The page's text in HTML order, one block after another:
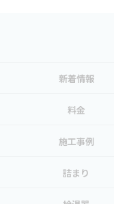
新着情報
料金
施工事例
詰まり